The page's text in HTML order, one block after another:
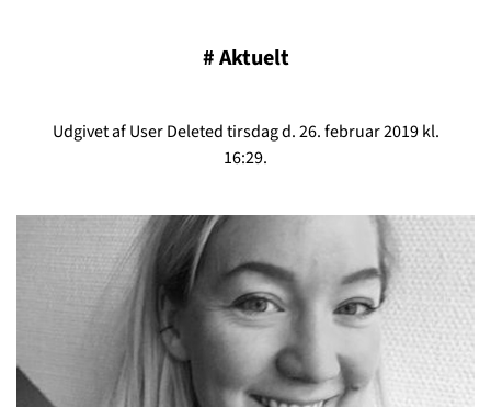
#Aktuelt
Udgivet af User Deleted tirsdag d. 26. februar 2019 kl.
16:29.